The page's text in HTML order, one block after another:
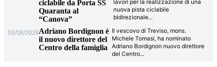
ciclabile da Porta SS
Quaranta al
“Canova”
lavori per la realizzazione di una
nuova pista ciclabile
bidirezionale...
03/08/2026Adriano Bordignon è
il nuovo direttore del
Centro della famiglia
Il vescovo di Treviso, mons.
Michele Tomasi, ha nominato
Adriano Bordignon nuovo direttore
del Centro...